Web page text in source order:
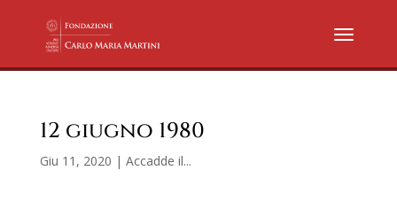
12 giugno 1980
Giu 11, 2020 | Accadde il...